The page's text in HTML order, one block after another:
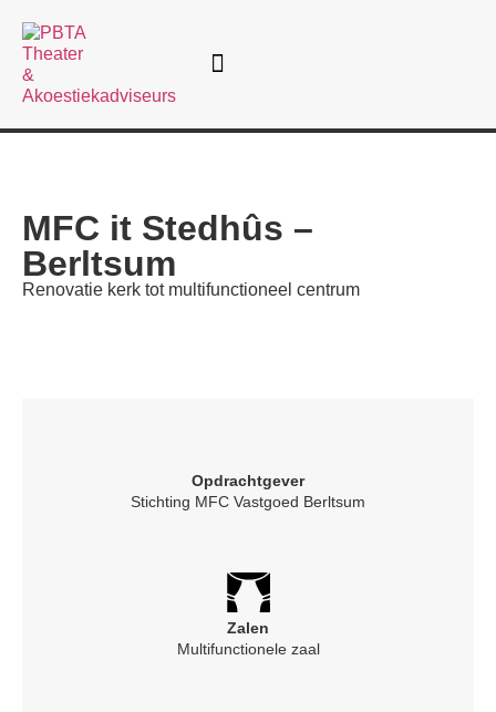
MFC it Stedhûs –
Berltsum
Renovatie kerk tot multifunctioneel centrum
Opdrachtgever
Stichting MFC Vastgoed Berltsum
Zalen
Multifunctionele zaal